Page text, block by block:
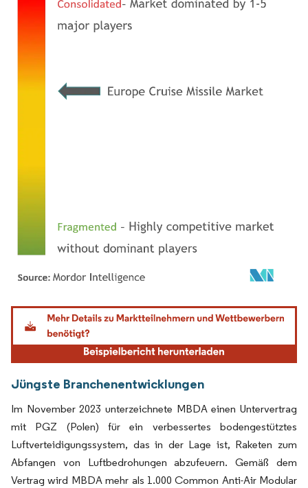
Bild © Mordor Intelligence. Wiederverwendung erfordert Namensnennung gemäß
Jüngste Branchenentwicklungen
Im November 2023 unterzeichnete MBDA einen Untervertrag
mit PGZ (Polen) für ein verbessertes bodengestütztes
Luftverteidigungssystem, das in der Lage ist, Raketen zum
Abfangen von Luftbedrohungen abzufeuern. Gemäß dem
Vertrag wird MBDA mehr als 1.000 Common Anti-Air Modular